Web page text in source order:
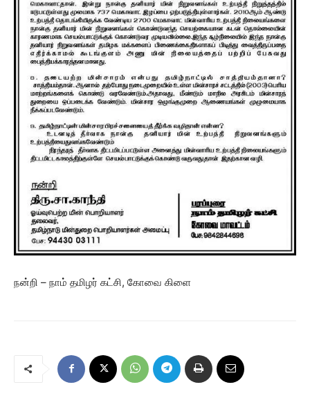
நன்றி – நாம் தமிழர் கட்சி, கோவை கிளை